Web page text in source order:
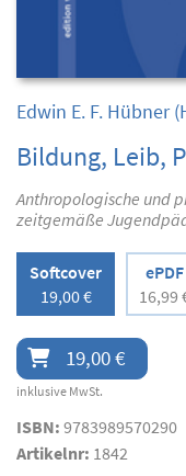
Edwin E. F. Hübner
Bildung, Leib,
Anthropologische und
zeitgemäße
Softcover
19,00 €
ePDF
16,99
19,00 €
inklusive MwSt.
ISBN: 9783989570290
Artikelnr: 1842